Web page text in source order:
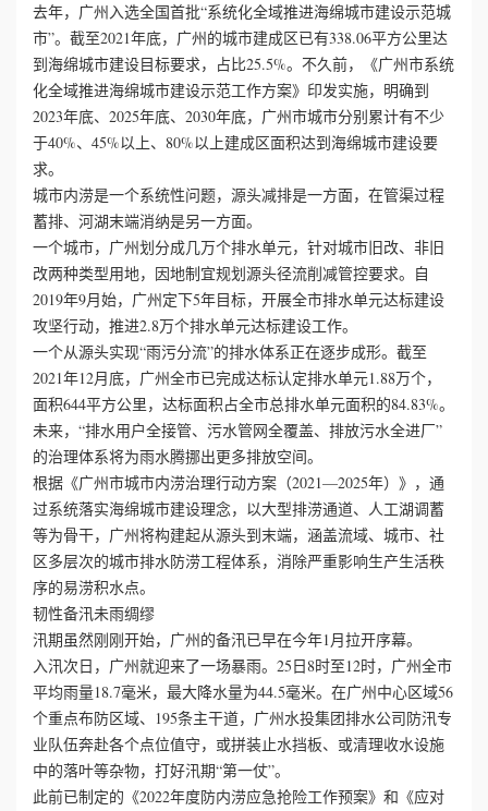
去年，广州入选全国首批“系统化全域推进海绵城市建设示范城
市”。截至2021年底，广州的城市建成区已有338.06平方公里达
到海绵城市建设目标要求，占比25.5%。不久前，《广州市系统
化全域推进海绵城市建设示范工作方案》印发实施，明确到
2023年底、2025年底、2030年底，广州市城市分别累计有不少
于40%、45%以上、80%以上建成区面积达到海绵城市建设要
求。
城市内涝是一个系统性问题，源头减排是一方面，在管渠过程
蓄排、河湖末端消纳是另一方面。
一个城市，广州划分成几万个排水单元，针对城市旧改、非旧
改两种类型用地，因地制宜规划源头径流削减管控要求。自
2019年9月始，广州定下5年目标，开展全市排水单元达标建设
攻坚行动，推进2.8万个排水单元达标建设工作。
一个从源头实现“雨污分流”的排水体系正在逐步成形。截至
2021年12月底，广州全市已完成达标认定排水单元1.88万个，
面积644平方公里，达标面积占全市总排水单元面积的84.83%。
未来，“排水用户全接管、污水管网全覆盖、排放污水全进厂”
的治理体系将为雨水腾挪出更多排放空间。
根据《广州市城市内涝治理行动方案（2021—2025年）》，通
过系统落实海绵城市建设理念，以大型排涝通道、人工湖调蓄
等为骨干，广州将构建起从源头到末端，涵盖流域、城市、社
区多层次的城市排水防涝工程体系，消除严重影响生产生活秩
序的易涝积水点。
韧性备汛未雨绸缪
汛期虽然刚刚开始，广州的备汛已早在今年1月拉开序幕。
入汛次日，广州就迎来了一场暴雨。25日8时至12时，广州全市
平均雨量18.7毫米，最大降水量为44.5毫米。在广州中心区域56
个重点布防区域、195条主干道，广州水投集团排水公司防汛专
业队伍奔赴各个点位值守，或拼装止水挡板、或清理收水设施
中的落叶等杂物，打好汛期“第一仗”。
此前已制定的《2022年度防内涝应急抢险工作预案》和《应对